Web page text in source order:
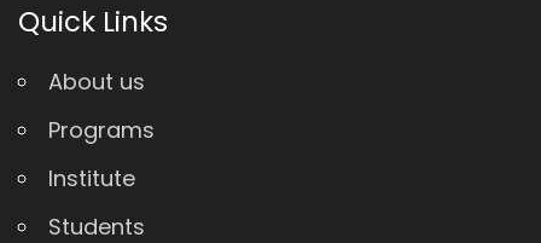
Quick Links
About us
Programs
Institute
Students